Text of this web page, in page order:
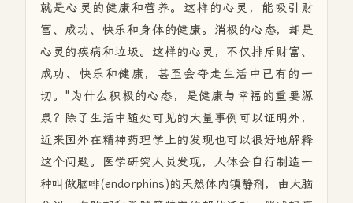
就是心灵的健康和营养。这样的心灵，能吸引财
富、成功、快乐和身体的健康。消极的心态，却是
心灵的疾病和垃圾。这样的心灵，不仅排斥财富、
成功、快乐和健康，甚至会夺走生活中已有的一
切。"为什么积极的心态，是健康与幸福的重要源
泉？除了生活中随处可见的大量事例可以证明外，
近来国外在精神药理学上的发现也可以很好地解释
这个问题。医学研究人员发现，人体会自行制造一
种叫做脑啡(endorphins)的天然体内镇静剂，由大脑